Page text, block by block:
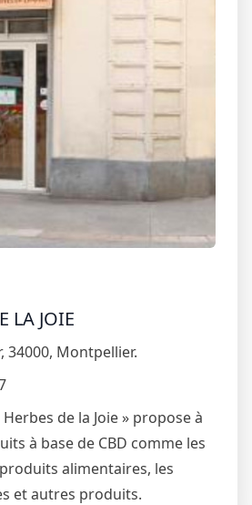
LA JOIE
, 34000, Montpellier.
de la Joie » propose à
à base de CBD comme les
alimentaires, les
et autres produits.